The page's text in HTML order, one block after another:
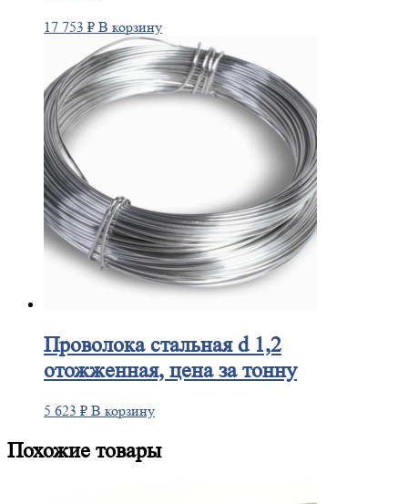
17 753 ₽ В корзину
Проволокастальная d 1,2
отожженная, цена за тонну
5 623 ₽ В корзину
Похожие товары